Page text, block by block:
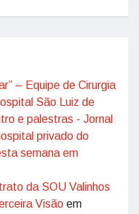
– Equipe de Cirurgia
São Luiz de
e palestras - Jornal
privado do
semana em
da SOU Valinhos
Visão em